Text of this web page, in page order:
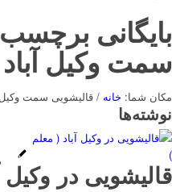
بایگانی
سمت وکیل آباد
مکان شما: خانه / قالیشویی سمت وکیل
نوشته‌ها
قالیشویی در وکیل